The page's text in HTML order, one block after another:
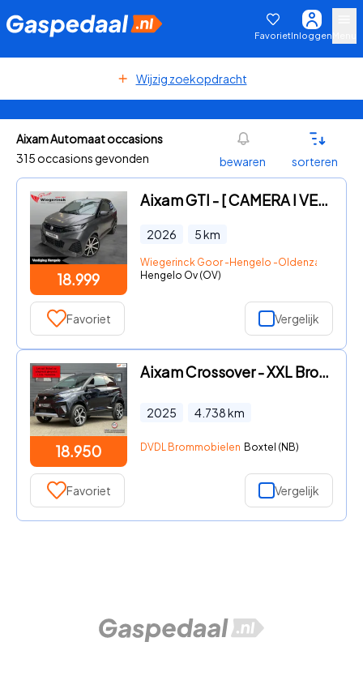
FavorietInloggen
Wijzig zoekopdracht
Aixam Automaat occasions
315 occasions gevonden
bewaren sorteren
18.999
Aixam GTI - [ CAMERA I VERWARMING I NAVI I DIESEL ]
2026 5km
Wiegerinck Goor -Hengelo -Oldenzaal
Hengelo Ov (OV)
Favoriet Vergelijk
18.950
Aixam Crossover - XXL Brommobiel DEMO 07-2025 1eig 4700km ZGAN
2025 4.738km
DVDL Brommobielen Boxtel (NB)
Favoriet Vergelijk